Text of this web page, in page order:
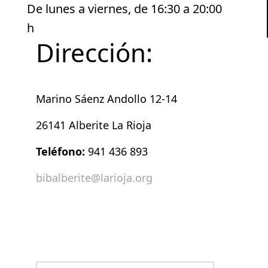
De lunes a viernes, de 16:30 a 20:00
h
Dirección:
Marino Sáenz Andollo 12-14
26141 Alberite La Rioja
Teléfono: 941 436 893
bibalberite@larioja.org